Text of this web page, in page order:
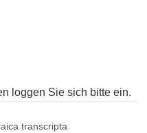
loggen Sie sich bitte ein.
transcripta